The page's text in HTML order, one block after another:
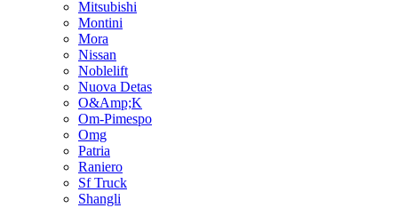
Mitsubishi
Montini
Mora
Nissan
Noblelift
Nuova Detas
O&Amp;K
Om-Pimespo
Omg
Patria
Raniero
Sf Truck
Shangli